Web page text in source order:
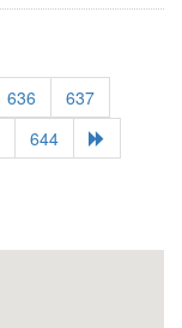
636
637
644